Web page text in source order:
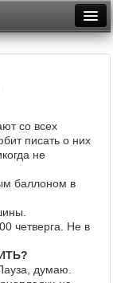
со всех
писать о них
не
баллоном в
четверга. Не в
думаю.